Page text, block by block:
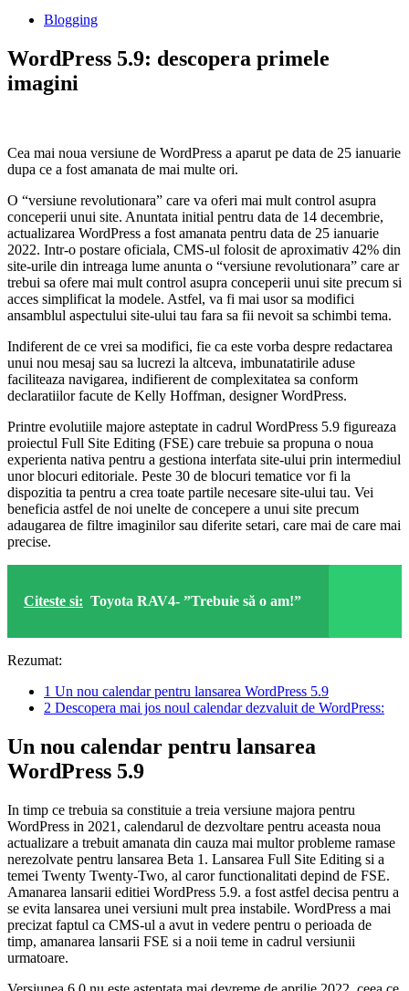
Blogging
WordPress 5.9: descopera primele
imagini
Cea mai noua versiune de WordPress a aparut pe data de 25 ianuarie
dupa ce a fost amanata de mai multe ori.
O “versiune revolutionara” care va oferi mai mult control asupra
conceperii unui site. Anuntata initial pentru data de 14 decembrie,
actualizarea WordPress a fost amanata pentru data de 25 ianuarie
2022. Intr-o postare oficiala, CMS-ul folosit de aproximativ 42% din
site-urile din intreaga lume anunta o “versiune revolutionara” care ar
trebui sa ofere mai mult control asupra conceperii unui site precum si
acces simplificat la modele. Astfel, va fi mai usor sa modifici
ansamblul aspectului site-ului tau fara sa fii nevoit sa schimbi tema.
Indiferent de ce vrei sa modifici, fie ca este vorba despre redactarea
unui nou mesaj sau sa lucrezi la altceva, imbunatatirile aduse
faciliteaza navigarea, indifierent de complexitatea sa conform
declaratiilor facute de Kelly Hoffman, designer WordPress.
Printre evolutiile majore asteptate in cadrul WordPress 5.9 figureaza
proiectul Full Site Editing (FSE) care trebuie sa propuna o noua
experienta nativa pentru a gestiona interfata site-ului prin intermediul
unor blocuri editoriale. Peste 30 de blocuri tematice vor fi la
dispozitia ta pentru a crea toate partile necesare site-ului tau. Vei
beneficia astfel de noi unelte de concepere a unui site precum
adaugarea de filtre imaginilor sau diferite setari, care mai de care mai
precise.
Citeste si: Toyota RAV4- ”Trebuie să o am!”
Rezumat:
1 Un nou calendar pentru lansarea WordPress 5.9
2 Descopera mai jos noul calendar dezvaluit de WordPress:
Un nou calendar pentru lansarea
WordPress 5.9
In timp ce trebuia sa constituie a treia versiune majora pentru
WordPress in 2021, calendarul de dezvoltare pentru aceasta noua
actualizare a trebuit amanata din cauza mai multor probleme ramase
nerezolvate pentru lansarea Beta 1. Lansarea Full Site Editing si a
temei Twenty Twenty-Two, al caror functionalitati depind de FSE.
Amanarea lansarii editiei WordPress 5.9. a fost astfel decisa pentru a
se evita lansarea unei versiuni mult prea instabile. WordPress a mai
precizat faptul ca CMS-ul a avut in vedere pentru o perioada de
timp, amanarea lansarii FSE si a noii teme in cadrul versiunii
urmatoare.